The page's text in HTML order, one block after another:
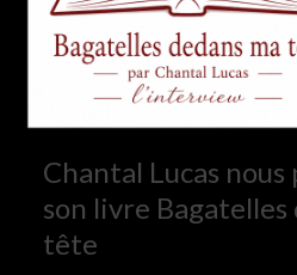
Chantal Lucas nous
son livre Bagatelles
tête